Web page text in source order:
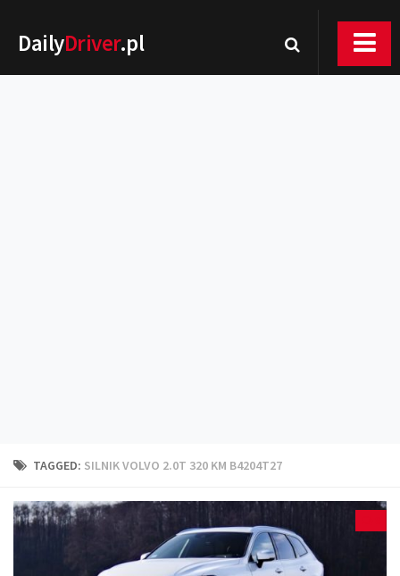
DailyDriver.pl
Technika jazdy
Kalkulatory
Przelicznik mocy
TAGGED: SILNIK VOLVO 2.0T 320 KM B4204T27